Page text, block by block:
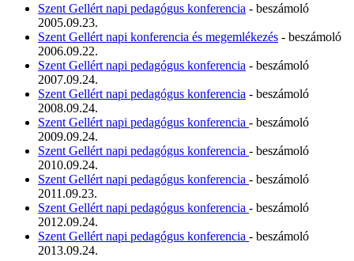
Szent Gellért napi pedagógus konferencia - beszámoló
2005.09.23.
Szent Gellért napi konferencia és megemlékezés - beszámoló
2006.09.22.
Szent Gellért napi pedagógus konferencia - beszámoló
2007.09.24.
Szent Gellért napi pedagógus konferencia - beszámoló
2008.09.24.
Szent Gellért napi pedagógus konferencia - beszámoló
2009.09.24.
Szent Gellért napi pedagógus konferencia - beszámoló
2010.09.24.
Szent Gellért napi pedagógus konferencia - beszámoló
2011.09.23.
Szent Gellért napi pedagógus konferencia - beszámoló
2012.09.24.
Szent Gellért napi pedagógus konferencia - beszámoló
2013.09.24.